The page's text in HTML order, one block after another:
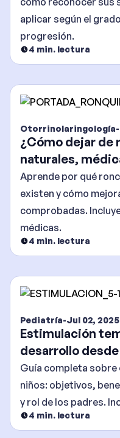
aplicar según el
progresión.
4 min. lectura
Otorrinolaringología-
¿Cómo dejar de
naturales,
efectivas
Aprende por qué
existen y cómo
comprobadas.
médicas.
4 min. lectura
Pediatría-Jul 02, 2025
Estimulación
desarrollo
Guía completa
niños: objetivos,
y rol de los padres.
4 min. lectura